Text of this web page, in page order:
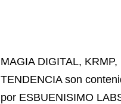
MAGIA DIGITAL, KRMP,
TENDENCIAson
por ESBUENISIMO